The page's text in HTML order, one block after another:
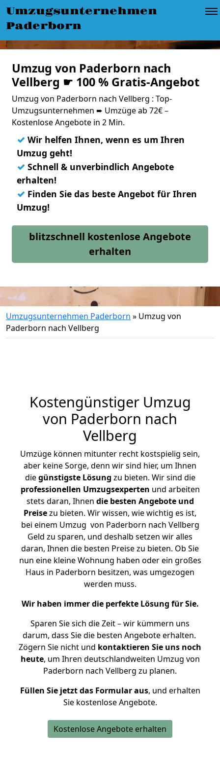
Umzugsunternehmen
Paderborn
Umzug von Paderborn nach
Vellberg ☛ 100 % Gratis-Angebot
Umzug von Paderborn nach Vellberg : Top-
Umzugsunternehmen ➨ Umzüge ab 72€ –
Kostenlose Angebote in 2 Min.
✓ Wir helfen Ihnen, wenn es um Ihren
Umzug geht!
✓ Schnell & unverbindlich Angebote
erhalten!
✓ Finden Sie das beste Angebot für Ihren
Umzug!
blitzschnell kostenlose Angebote
erhalten
Umzugsunternehmen Paderborn » Umzug von
Paderborn nach Vellberg
Kostengünstiger Umzug
von Paderborn nach
Vellberg
Umzüge können mitunter recht kostspielig sein,
aber keine Sorge, denn wir sind hier, um Ihnen
diegünstigste Lösung zu bieten. Wir sind die
professionellen Umzugsexperten und arbeiten
stets daran, Ihnen die besten Angebote und
Preisezu bieten. Wir wissen, wie wichtig es ist,
bei einem Umzug von Paderborn nach Vellberg
Geld zu sparen, und deshalb setzen wir alles
daran, Ihnen die besten Preise zu bieten. Ob Sie
nun eine kleine Wohnung haben oder ein großes
Haus in Paderborn besitzen, was umgezogen
werden muss.
Wir haben immer die perfekte Lösung für Sie.
Sparen Sie sich die Zeit – wir kümmern uns
darum, dass Sie die besten Angebote erhalten.
Zögern Sie nicht und kontaktieren Sie uns noch
heute, um Ihren deutschlandweiten Umzug von
Paderborn nach Vellberg zu planen.
Füllen Sie jetzt das Formular aus, und erhalten
Sie kostenlose Angebote.
Kostenlose Angebote erhalten